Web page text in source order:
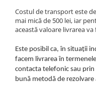
Costul de transport este
mai mică de 500 lei, iar
această valoare livrarea
Este posibil ca, în situații
facem livrarea în
contacta telefonic sau
bună metodă de rezolvare